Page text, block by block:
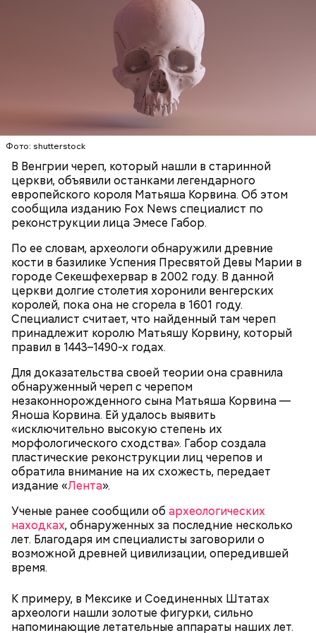
Фото: shutterstock
В Венгрии череп, который нашли в старинной
церкви, объявили останками легендарного
европейского короля Матьяша Корвина. Об этом
сообщила изданию Fox News специалист по
реконструкции лица Эмесе Габор.
По ее словам, археологи обнаружили древние
кости в базилике Успения Пресвятой Девы Марии в
городе Секешфехервар в 2002 году. В данной
церкви долгие столетия хоронили венгерских
королей, пока она не сгорела в 1601 году.
Специалист считает, что найденный там череп
принадлежит королю Матьяшу Корвину, который
правил в 1443–1490-х годах.
Для доказательства своей теории она сравнила
обнаруженный череп с черепом
незаконнорожденного сына Матьяша Корвина —
Яноша Корвина. Ей удалось выявить
«исключительно высокую степень их
морфологического сходства». Габор создала
пластические реконструкции лиц черепов и
обратила внимание на их схожесть, передает
издание «Лента».
Ученые ранее сообщили об археологических
находках, обнаруженных за последние несколько
лет. Благодаря им специалисты заговорили о
возможной древней цивилизации, опередившей
время.
К примеру, в Мексике и Соединенных Штатах
археологи нашли золотые фигурки, сильно
напоминающие летательные аппараты наших лет.
Фото: public domain
Француженка Люсиль Рандон родилась 11 февраля
1904 года в городке Алес. Интересно, что у
долгожительницы была сестра-близнец, которая
умерла в 18-месячном возрасте. В 1916 году Рандон
работала гувернанткой в марсельской семье, а в
1920 году переехала в Версаль, где была на
протяжении 16 лет учителем в двух семьях. В 1923
году она стала послушницей в монастыре и спустя
20 лет приняла монашество в одном из парижских
монастырей.
В 1945 году женщина устроилась в больницу в
городе Виши, став помогать сиротам и старикам,
где трудилась 28 лет. В конце 1970-х она поступила
в монастырь в Савойе, а в 2009 году в возрасте 105
лет перешла в другой монастырь в Тулоне. Однако
в 2010-х годах она была слепой и прикованной к
инвалидному креслу, из-за чего была вынуждена
переехать в дом престарелых. В 2021 году Рандон
бессимптомно и она смогла оправиться. 17 января
2023 года Люсиль Рандон умерла во сне, совсем
немного не дожив до 119 лет.